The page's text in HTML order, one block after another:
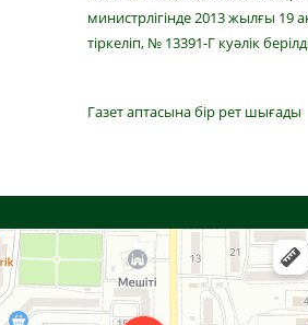
министрлігінде 2013 жылғы 19
тіркеліп, № 13391-Г куәлік
Газет аптасына бір рет шығады
— көлік, навигация, орындарды іздеу